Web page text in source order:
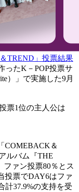
TREND」投票結果
ったK－POP投票サ
）」で実施した9月
票1位の主人公は
COMEBACK＆
ルバム『THE
ァン投票80％とス
投票でDAY6はファ
計37.9%の支持を受